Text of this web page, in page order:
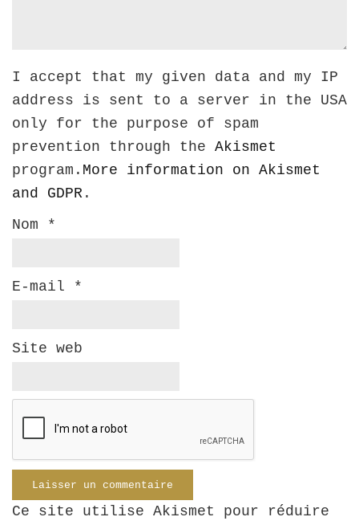
I accept that my given data and my IP
address is sent to a server in the USA
only for the purpose of spam
prevention through the Akismet
program. More information on Akismet
and GDPR .
Nom *
E-mail *
Site web
Ce site utilise Akismet pour réduire